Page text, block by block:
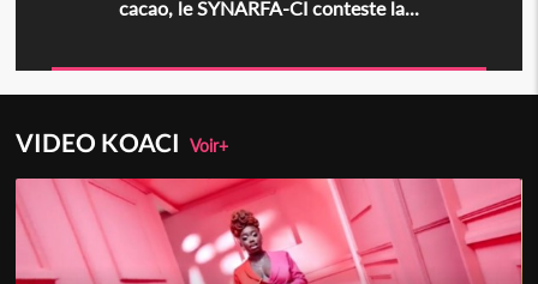
cacao, le SYNARFA-CI conteste la...
VIDEO KOACIVoir+